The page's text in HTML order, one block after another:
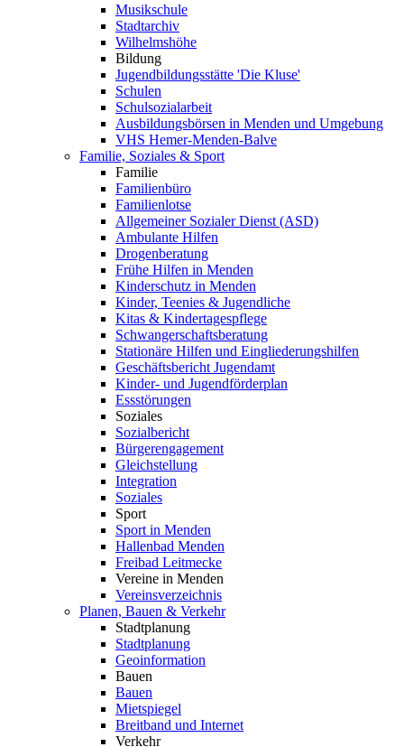
Musikschule
Stadtarchiv
Wilhelmshöhe
Bildung
Jugendbildungsstätte 'Die Kluse'
Schulen
Schulsozialarbeit
Ausbildungsbörsen in Menden und Umgebung
VHS Hemer-Menden-Balve
Familie, Soziales & Sport
Familie
Familienbüro
Familienlotse
Allgemeiner Sozialer Dienst (ASD)
Ambulante Hilfen
Drogenberatung
Frühe Hilfen in Menden
Kinderschutz in Menden
Kinder, Teenies & Jugendliche
Kitas & Kindertagespflege
Schwangerschaftsberatung
Stationäre Hilfen und Eingliederungshilfen
Geschäftsbericht Jugendamt
Kinder- und Jugendförderplan
Essstörungen
Soziales
Sozialbericht
Bürgerengagement
Gleichstellung
Integration
Soziales
Sport
Sport in Menden
Hallenbad Menden
Freibad Leitmecke
Vereine in Menden
Vereinsverzeichnis
Planen, Bauen & Verkehr
Stadtplanung
Stadtplanung
Geoinformation
Bauen
Bauen
Mietspiegel
Breitband und Internet
Verkehr